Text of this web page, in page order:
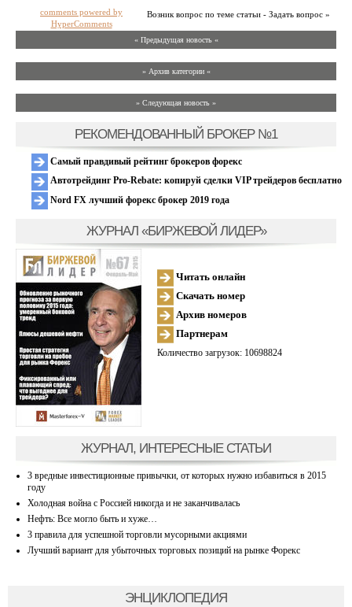
Возник вопрос по теме статьи - Задать вопрос »
comments powered by
HyperComments
« Предыдущая новость «
» Архив категории «
» Следующая новость »
РЕКОМЕНДОВАННЫЙ БРОКЕР №1
Самый правдивый рейтинг брокеров форекс
Автотрейдинг Pro-Rebate: копируй сделки VIP трейдеров бесплатно
Nord FX лучший форекс брокер 2019 года
ЖУРНАЛ «БИРЖЕВОЙ ЛИДЕР»
Читать онлайн
Скачать номер
Архив номеров
Партнерам
Количество загрузок: 10698824
ЖУРНАЛ, ИНТЕРЕСНЫЕ СТАТЬИ
3 вредные инвестиционные привычки, от которых нужно избавиться в 2015
году
Холодная война с Россией никогда и не заканчивалась
Нефть: Все могло быть и хуже…
3 правила для успешной торговли мусорными акциями
Лучший вариант для убыточных торговых позиций на рынке Форекс
ЭНЦИКЛОПЕДИЯ